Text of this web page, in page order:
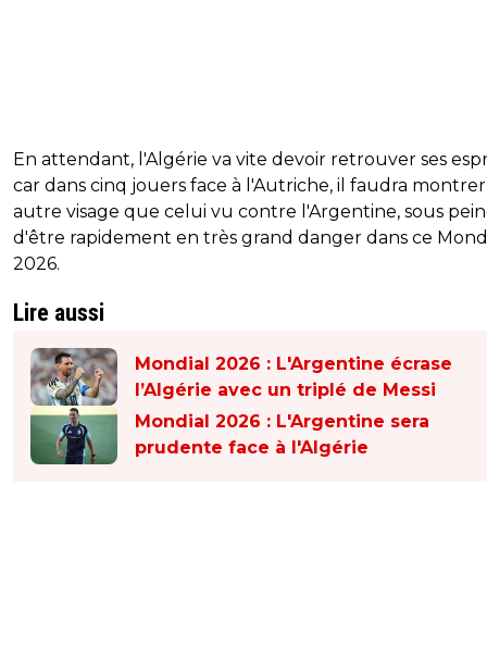
En attendant, l'Algérie va vite devoir retrouver ses
car dans cinq jouers face à l'Autriche, il faudra
autre visage que celui vu contre l'Argentine, sous
d'être rapidement en très grand danger dans ce
2026.
Lire aussi
Mondial 2026 : L'Argentine écrase
l’Algérie avec un triplé de Messi
Mondial 2026 : L'Argentine sera
prudente face à l'Algérie